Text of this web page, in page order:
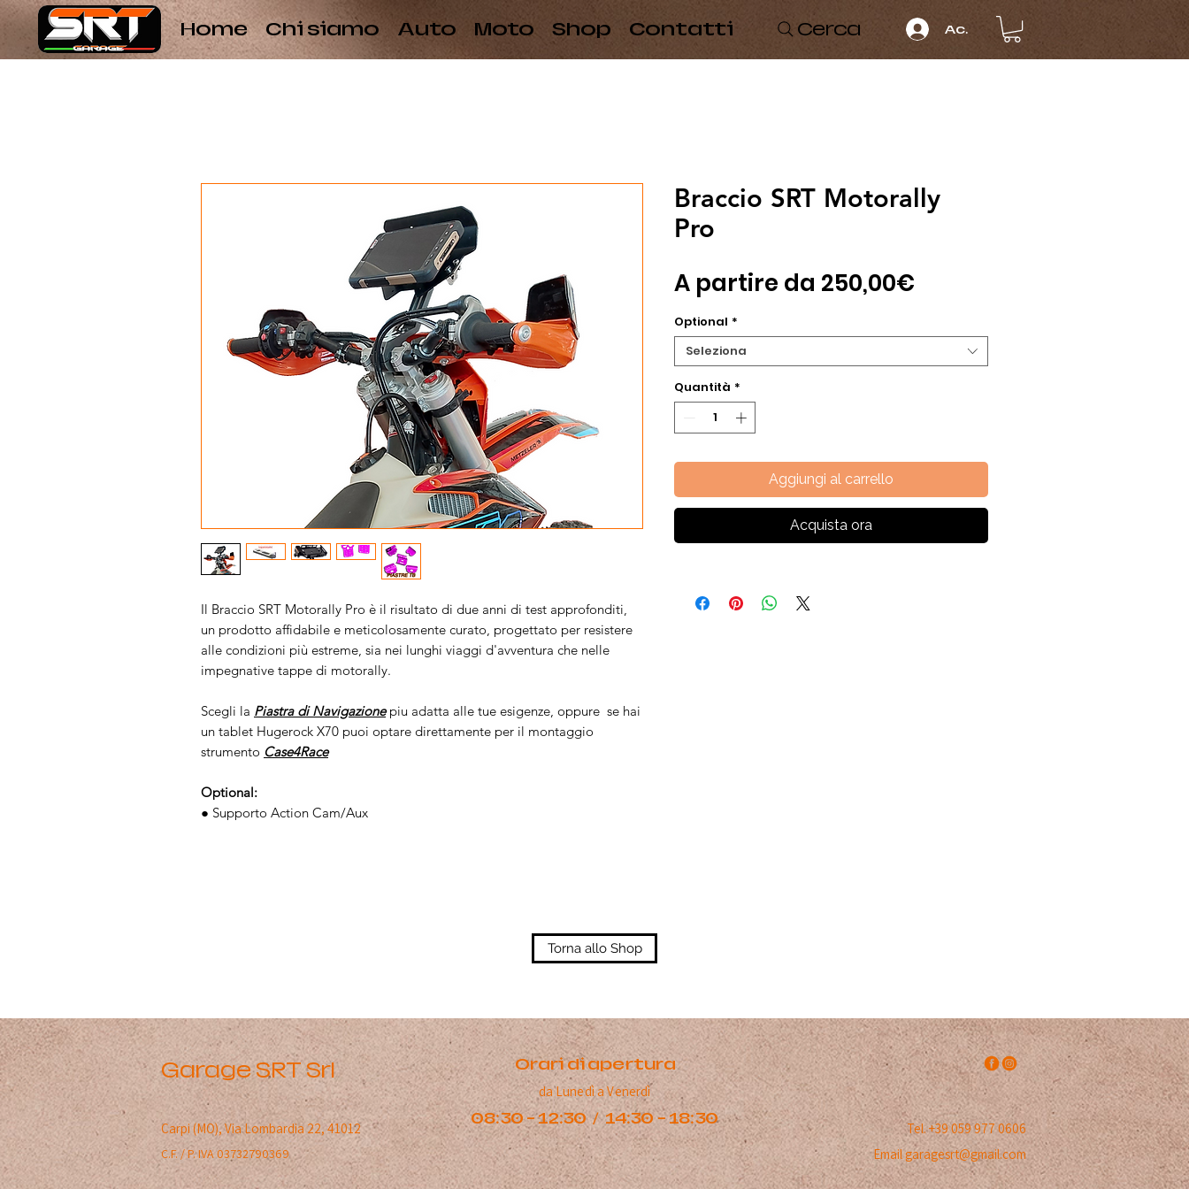
Home Chi siamo Auto Moto Shop Contatti Cerca Accedi
Il Braccio SRT Motorally Pro è il risultato di due anni di test approfonditi,
un prodotto affidabile e meticolosamente curato, progettato per resistere
alle condizioni più estreme, sia nei lunghi viaggi d'avventura che nelle
impegnative tappe di motorally.
Scegli la Piastra di Navigazionepiu adatta alle tue esigenze, oppure se hai
un tablet Hugerock X70 puoi optare direttamente per il montaggio
strumento Case4Race
Optional:
● Supporto Action Cam/Aux
Braccio SRT Motorally
Pro
A partire da 250,00€
Optional *
Seleziona
Quantità *
Aggiungi al carrello
Acquista ora
Torna allo Shop
Garage SRT Srl
Carpi (MO),Via Lombardia 22, 41012
C.F. / P. IVA 03732790369
Orari di apertura
da Lunedì a Venerdì
08:30 - 12:30 / 14:30 - 18:30
Tel. +39 059 977 0606
Emailgaragesrt@gmail.com